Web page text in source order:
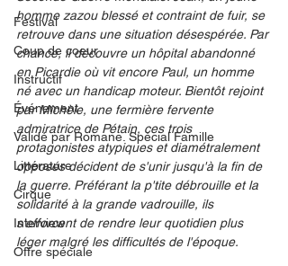
Festival
Coup de coeur
Instructif
Événement
Validé par Romane. Spécial Famille
Littérature
Cirque
Interview
Offre spéciale
homme zazou blessé et contraint de fuir, se
retrouve dans une situation désespérée. Par
chance, il découvre un hôpital abandonné
en Picardie où vit encore Paul, un homme
né avec un handicap moteur. Bientôt rejoint
par Michèle, une fermière fervente
admiratrice de Pétain, ces trois
protagonistes atypiques et diamétralement
opposés décident de s'unir jusqu'à la fin de
la guerre. Préférant la p'tite débrouille et la
solidarité à la grande vadrouille, ils
s'efforcent de rendre leur quotidien plus
léger malgré les difficultés de l'époque.